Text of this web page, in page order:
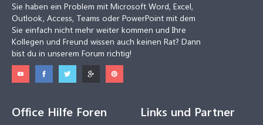
Sie haben ein Problem mit Microsoft Word, Excel,
Outlook, Access, Teams oder PowerPoint mit dem
Sie einfach nicht mehr weiter kommen und Ihre
Kollegen und Freund wissen auch keinen Rat? Dann
bist du in unserem Forum richtig!
Office Hilfe Foren Links und Partner